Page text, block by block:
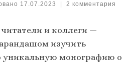
17.07.2023 2 комментария
и коллеги —
изучить
монографию о